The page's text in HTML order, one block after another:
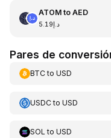
ATOMto AED
د.إ5.19
Pares de
BTCto USD
USDCto USD
SOL to USD